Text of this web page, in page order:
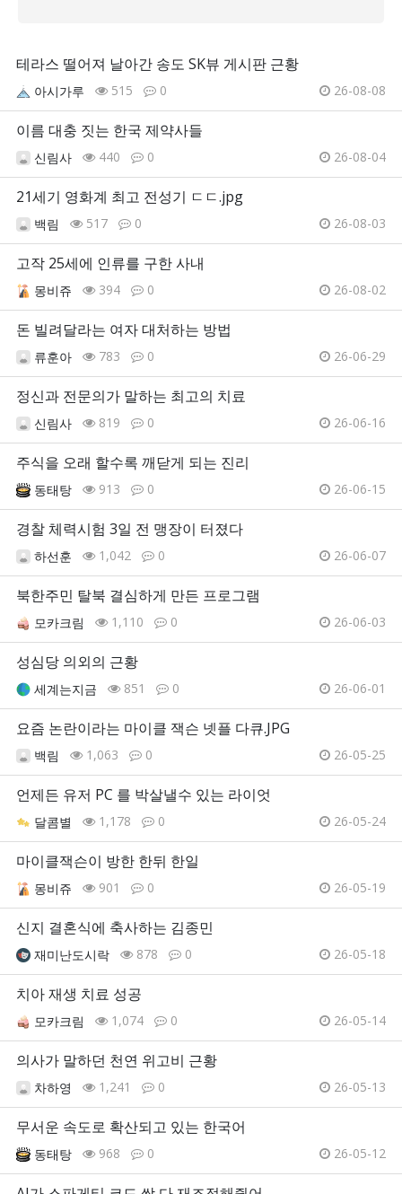
테라스 떨어져 날아간 송도 SK뷰 게시판 근황
아시가루 515 0 26-08-08
이름 대충 짓는 한국 제약사들
신림사 440 0 26-08-04
21세기 영화계 최고 전성기 ㄷㄷ.jpg
백림 517 0 26-08-03
고작 25세에 인류를 구한 사내
몽비쥬 394 0 26-08-02
돈 빌려달라는 여자 대처하는 방법
류훈아 783 0 26-06-29
정신과 전문의가 말하는 최고의 치료
신림사 819 0 26-06-16
주식을 오래 할수록 깨닫게 되는 진리
동태탕 913 0 26-06-15
경찰 체력시험 3일 전 맹장이 터졌다
하선훈 1,042 0 26-06-07
북한주민 탈북 결심하게 만든 프로그램
모카크림 1,110 0 26-06-03
성심당 의외의 근황
세계는지금 851 0 26-06-01
요즘 논란이라는 마이클 잭슨 넷플 다큐.JPG
백림 1,063 0 26-05-25
언제든 유저 PC 를 박살낼수 있는 라이엇
달콤별 1,178 0 26-05-24
마이클잭슨이 방한 한뒤 한일
몽비쥬 901 0 26-05-19
신지 결혼식에 축사하는 김종민
재미난도시락 878 0 26-05-18
치아 재생 치료 성공
모카크림 1,074 0 26-05-14
의사가 말하던 천연 위고비 근황
차하영 1,241 0 26-05-13
무서운 속도로 확산되고 있는 한국어
동태탕 968 0 26-05-12